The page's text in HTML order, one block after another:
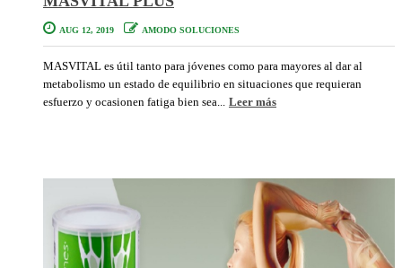
AUG 12, 2019 AMODO SOLUCIONES
MASVITAL es útil tanto para jóvenes como para mayores al dar al
metabolismo un estado de equilibrio en situaciones que requieran
esfuerzo y ocasionen fatiga bien sea...
Leer más